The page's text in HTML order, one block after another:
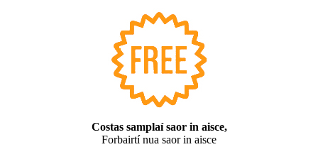
Costas samplaí saor in aisce,
Forbairtí nua saor in aisce